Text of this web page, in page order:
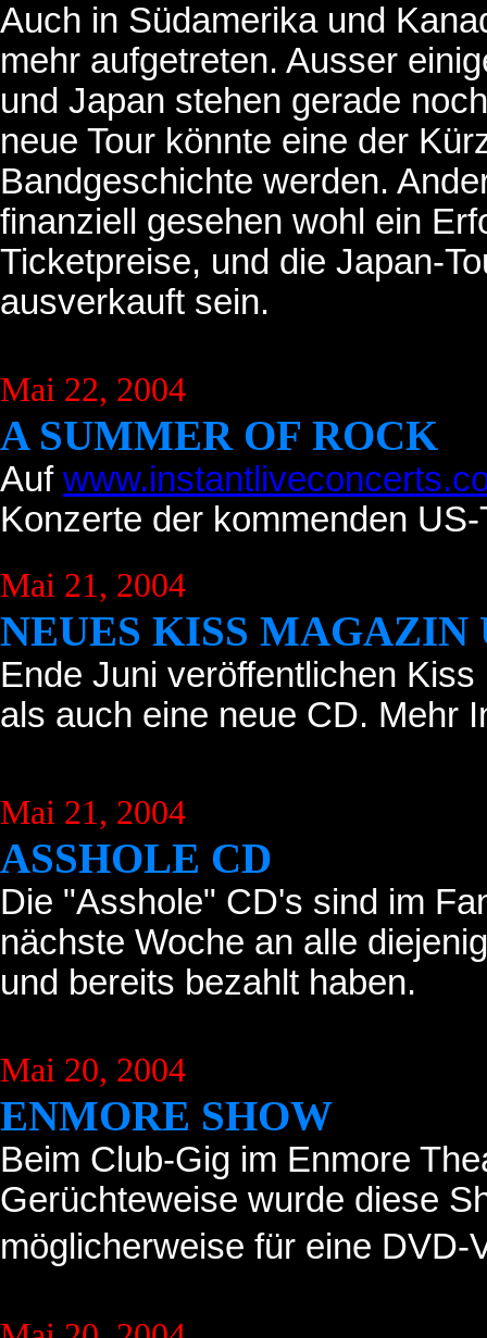
Auch in Südamerika und
mehr aufgetreten. Ausser
und Japan stehen gerade
neue Tour könnte eine der
Bandgeschichte werden.
finanziell gesehen wohl ein
Ticketpreise, und die Japan-
ausverkauft sein.
Mai 22, 2004
A SUMMER OF ROCK
Auf
Konzerte der kommenden
Mai 21, 2004
NEUES KISS MAGAZIN
Ende Juni veröffentlichen
als auch eine neue CD. Mehr
Mai 21, 2004
ASSHOLE CD
Die "Asshole" CD's sind im
nächste Woche an alle
und bereits bezahlt haben.
Mai 20, 2004
ENMORE SHOW
Beim Club-Gig im Enmore
Gerüchteweise wurde diese
möglicherweise für eine DVD-